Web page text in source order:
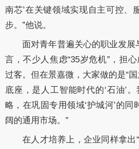
南芯’在关键领域实现自主可控、
步。”他说。
面对青年普遍关心的职业发展
言，不少人焦虑“35岁危机”，担
过客。但在景嘉微，大家做的是“国
底座，是人工智能时代的‘石油’。
略，在巩固专用领域‘护城河’的
阔的通用市场。”
在人才培养上，企业同样拿出